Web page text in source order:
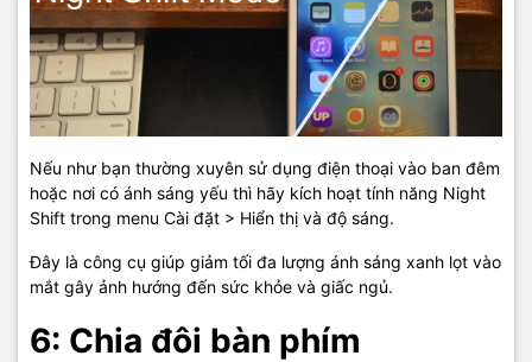
Nếu như bạn thường xuyên sử dụng điện thoại vào ban đêm
hoặc nơi có ánh sáng yếu thì hãy kích hoạt tính năng Night
Shift trong menu Cài đặt > Hiển thị và độ sáng.
Đây là công cụ giúp giảm tối đa lượng ánh sáng xanh lọt vào
mắt gây ảnh hướng đến sức khỏe và giấc ngủ.
6: Chia đôi bàn phím